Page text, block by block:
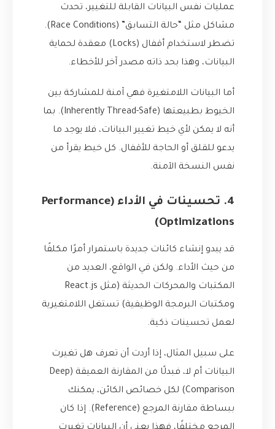
عمليات نفس البيانات القابلة للتغيير، تحدث
مشاكل مثل “حالة التسابق” (Race Conditions).
تضطر لاستخدام أقفال (Locks) معقدة لحماية
البيانات، وهذا بحد ذاته مصدر آخر للأخطاء.
أما البيانات اللامتغيرة فهي آمنة للمشاركة بين
الخيوط بطبيعتها (Inherently Thread-Safe). بما
أنه لا يمكن لأي خيط تغيير البيانات، فلا يوجد ما
يدعو للقلق أو الحاجة للأقفال. كل خيط يقرأ من
نفس النسخة الآمنة.
4. تحسينات في الأداء (Performance
Optimizations)
قد يبدو إنشاء كائنات جديدة باستمرار أمرًا مكلفًا
من حيث الأداء. ولكن في الواقع، العديد من
المكتبات والمحركات الحديثة (مثل React.js
ومكتبات البرمجة الوظيفية) تستغل اللامتغيرية
لعمل تحسينات ذكية.
على سبيل المثال، إذا أردت أن تعرف هل تغيرت
البيانات أم لا، فبدلًا من المقارنة العميقة (Deep
Comparison) لكل خصائص الكائن، يمكنك
ببساطة مقارنة المرجع (Reference). إذا كان